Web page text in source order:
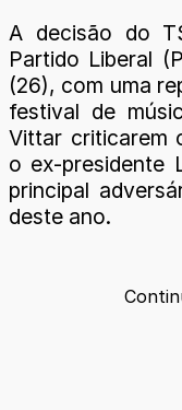
A decisão do
Partido Liberal
(26), com uma
festival de
Vittar criticarem
o ex-presidente
principal
deste ano.